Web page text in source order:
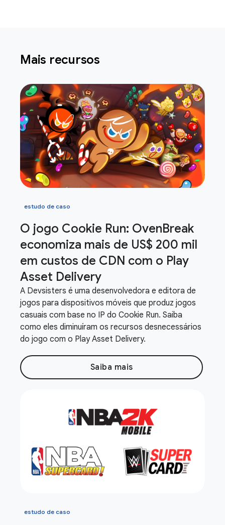
Mais recursos
estudo de caso
O jogo Cookie Run: OvenBreak
economiza mais de US$ 200 mil
em custos de CDN com o Play
Asset Delivery
A Devsisters é uma desenvolvedora e editora de
jogos para dispositivos móveis que produz jogos
casuais com base no IP do Cookie Run. Saiba
como eles diminuíram os recursos desnecessários
do jogo com o Play Asset Delivery.
Saiba mais
estudo de caso